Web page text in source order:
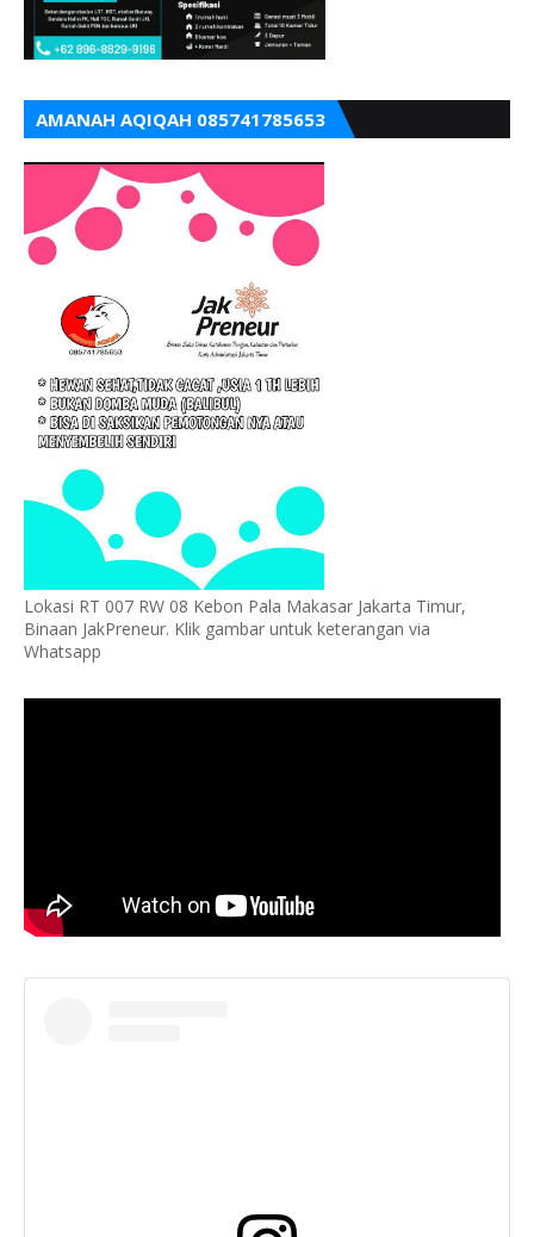
AMANAH AQIQAH 085741785653
Lokasi RT 007 RW 08 Kebon Pala Makasar Jakarta Timur,
Binaan JakPreneur. Klik gambar untuk keterangan via
Whatsapp